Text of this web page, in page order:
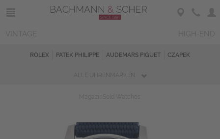
ROLEX PATEK PHILIPPE AUDEMARS PIGUET CZAPEK